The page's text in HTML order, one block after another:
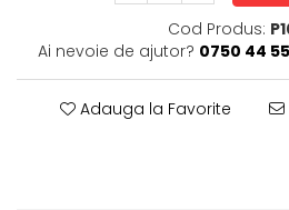
Cod Produs:
Ai nevoie de ajutor? 0750 44
Adauga la Favorite